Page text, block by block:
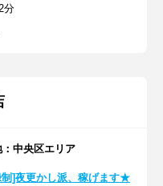
分
中央区エリア
制]夜更かし派、稼げます★